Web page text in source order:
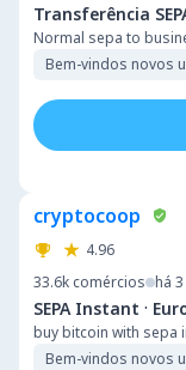
Transferência
Normal sepa to
Bem-vindos novos
cryptocoop
4.96
33.6k comércios há
SEPA Instant ·
buy bitcoin with sepa
Bem-vindos novos